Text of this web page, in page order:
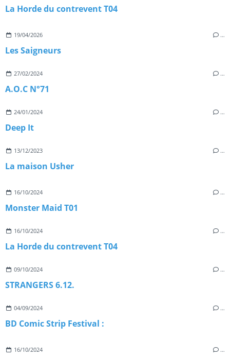
La Horde du contrevent T04
19/04/2026 …
Les Saigneurs
27/02/2024 …
A.O.C N°71
24/01/2024 …
Deep It
13/12/2023 …
La maison Usher
16/10/2024 …
Monster Maid T01
16/10/2024 …
La Horde du contrevent T04
09/10/2024 …
STRANGERS 6.12.
04/09/2024 …
BD Comic Strip Festival :
16/10/2024 …